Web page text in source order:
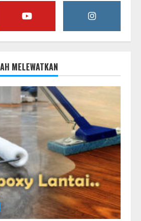
MELEWATKAN